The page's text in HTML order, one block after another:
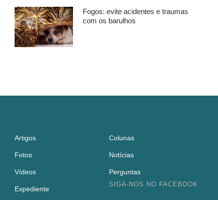
Fogos: evite acidentes e traumas
com os barulhos
Artigos Colunas
Fotos Notícias
Vídeos Perguntas
Expediente
SIGA-NOS NO FACEBOOK